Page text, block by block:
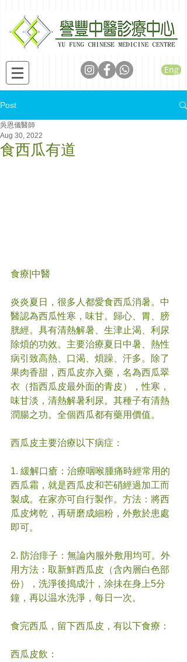
Eng
Post
食西瓜有道
吳恩儀醫師
Aug 30, 2022
食療|中醫
炎炎夏日，很多人都愛食西瓜消暑。中
醫認為西瓜性寒，味甘。歸心、胃、膀
胱經。具有清熱解暑、生津止渴、利尿
除煩的功效。主要治療夏日中暑、熱性
病引致高熱、口渴、煩躁、汗多。除了
果肉香甜，西瓜皮亦入藥，名為西瓜翠
衣（指西瓜皮最外面的青皮），性寒，
味甘淡，清熱解暑利尿。其種子有清熱
潤腸之功。全個西瓜都有藥用價值。
西瓜皮主要治療以下病症：
1. 緩解口瘡：治療咽喉腫痛時經常用的
西瓜霜，就是西瓜皮和芒硝經過加工而
製成。在家亦可自行製作。方法：將西
瓜皮烤乾，再研磨成細粉，外敷於患處
即可。
2. 防治痱子：無論內服外敷用均可。外
用方法：取新鮮西瓜皮（含內層白色部
份），洗淨後搗成汁，涂抺在身上5分
鐘，再以温水洗淨，每日一次。
食完西瓜，留下西瓜皮，有以下食療：
西瓜皮飲：